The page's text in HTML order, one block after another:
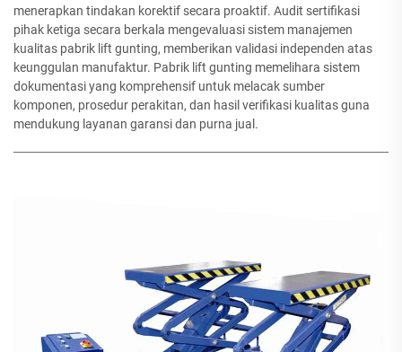
menerapkan tindakan korektif secara proaktif. Audit sertifikasi
pihak ketiga secara berkala mengevaluasi sistem manajemen
kualitas pabrik lift gunting, memberikan validasi independen atas
keunggulan manufaktur. Pabrik lift gunting memelihara sistem
dokumentasi yang komprehensif untuk melacak sumber
komponen, prosedur perakitan, dan hasil verifikasi kualitas guna
mendukung layanan garansi dan purna jual.